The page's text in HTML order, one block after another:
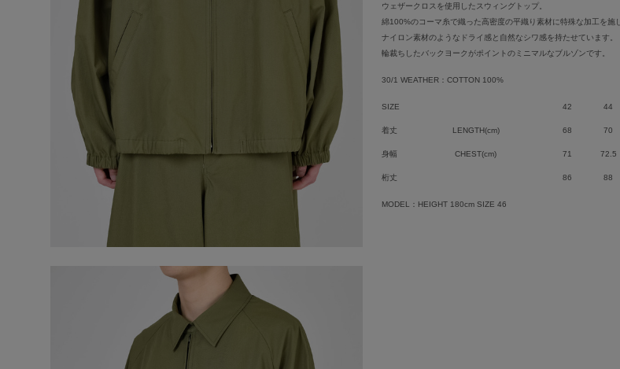
ウェザークロスを使用したスウィングトップ。
綿100%のコーマ糸で織った高密度の平織り素材に特殊な加工を施し
ナイロン素材のようなドライ感と自然なシワ感を持たせています。
輪裁ちしたバックヨークがポイントのミニマルなブルゾンです。
30/1 WEATHER：COTTON 100%
SIZE 42 44
着丈 LENGTH(cm) 68 70
身幅 CHEST(cm) 71 72.5
桁丈 86 88
MODEL：HEIGHT 180cm SIZE 46